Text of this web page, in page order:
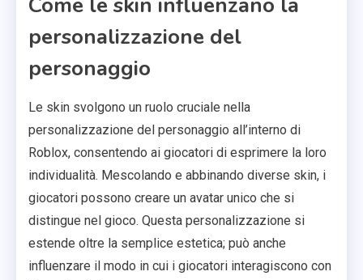
personalizzazione del
personaggio
Le skin svolgono un ruolo cruciale nella
personalizzazione del personaggio all’interno di
Roblox, consentendo ai giocatori di esprimere la loro
individualità. Mescolando e abbinando diverse skin, i
giocatori possono creare un avatar unico che si
distingue nel gioco. Questa personalizzazione si
estende oltre la semplice estetica; può anche
influenzare il modo in cui i giocatori interagiscono con